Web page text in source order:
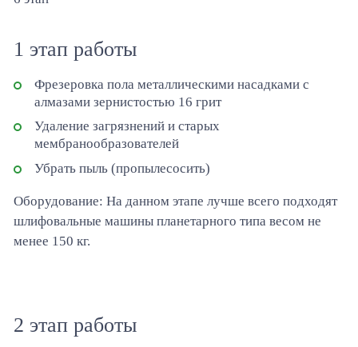
1 этап работы
Фрезеровка пола металлическими насадками с
алмазами зернистостью 16 грит
Удаление загрязнений и старых
мембранообразователей
Убрать пыль (пропылесосить)
Оборудование: На данном этапе лучше всего подходят
шлифовальные машины планетарного типа весом не
менее 150 кг.
2 этап работы